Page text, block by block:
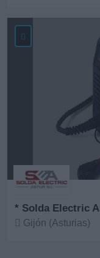
* Solda Electric
Gijón (Asturias)